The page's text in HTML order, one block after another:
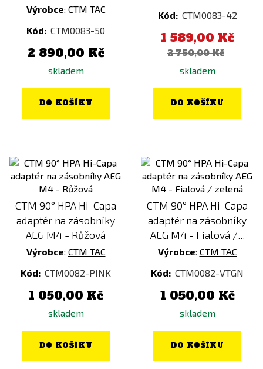
Výrobce: CTM TAC
Kód: CTM0083-50
2 890,00 Kč
skladem
DO KOŠÍKU
Kód: CTM0083-42
1 589,00 Kč
2 750,00 Kč
skladem
DO KOŠÍKU
CTM 90° HPA Hi-Capa
adaptér na zásobníky
AEG M4 - Růžová
Výrobce: CTM TAC
Kód: CTM0082-PINK
1 050,00 Kč
skladem
DO KOŠÍKU
CTM 90° HPA Hi-Capa
adaptér na zásobníky
AEG M4 - Fialová /...
Výrobce: CTM TAC
Kód: CTM0082-VTGN
1 050,00 Kč
skladem
DO KOŠÍKU